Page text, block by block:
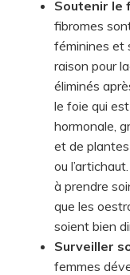
Soutenir le
fibromes
féminines et
raison pour
éliminés
le foie qui
hormonale,
et de
ou
à prendre
que les
soient bien
Surveiller
femmes